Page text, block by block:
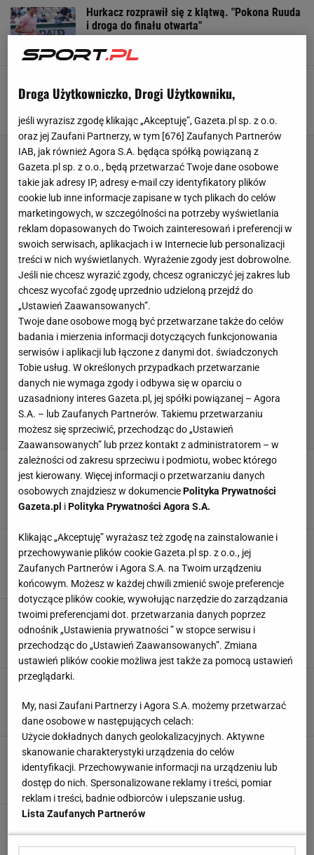
Hurkacz rozprawił się z klątwą. "Pokona Ruuda
i droga do finału otwarta"
SUBSKRYPCJA
go Agnieszka Radwańska i Jerzy Janowicz
Dominik Senkowski, 31 LIPCA 2019, 04:23
Oficjalnie! "Polski Federer" kończy sportową
karierę. Jeden z najpiękniej grających
tenisistów w Polsce
DW, sopotopen.com,25 CZERWCA 2019, 18:23
Tenis. Michał Przysiężny wraca na kort
Tadeusz Kądziela, 11 KWIETNIA 2016, 14:45
Puchar Davisa. Vilasa już nie ma, Argentyna
nie jest zła
Jakub Ciastoń,24 WRZEŚNIA 2015, 23:17
Marek Furjan,17 LISTOPADA 2014, 13:59
Tenis. Budzenie Przysiężnego
QBI,30 WRZEŚNIA 2014, 23:17
Australian Open. Przysiężny odpada z w II
rundzie
Droga Użytkowniczko, Drogi Użytkowniku,
jeśli wyrazisz zgodę klikając „Akceptuję”, Gazeta.pl sp. z o.o.
oraz jej Zaufani Partnerzy, w tym [676] Zaufanych Partnerów
IAB, jak również Agora S.A. będąca spółką powiązaną z
Gazeta.pl sp. z o.o., będą przetwarzać Twoje dane osobowe
takie jak adresy IP, adresy e-mail czy identyfikatory plików
cookie lub inne informacje zapisane w tych plikach do celów
marketingowych, w szczególności na potrzeby wyświetlania
reklam dopasowanych do Twoich zainteresowań i preferencji w
swoich serwisach, aplikacjach i w Internecie lub personalizacji
treści w nich wyświetlanych. Wyrażenie zgody jest dobrowolne.
Jeśli nie chcesz wyrazić zgody, chcesz ograniczyć jej zakres lub
chcesz wycofać zgodę uprzednio udzieloną przejdź do
„Ustawień Zaawansowanych”.
Twoje dane osobowe mogą być przetwarzane także do celów
badania i mierzenia informacji dotyczących funkcjonowania
serwisów i aplikacji lub łączone z danymi dot. świadczonych
Tobie usług. W określonych przypadkach przetwarzanie
danych nie wymaga zgody i odbywa się w oparciu o
uzasadniony interes Gazeta.pl, jej spółki powiązanej – Agora
S.A. – lub Zaufanych Partnerów. Takiemu przetwarzaniu
możesz się sprzeciwić, przechodząc do „Ustawień
Zaawansowanych” lub przez kontakt z administratorem – w
zależności od zakresu sprzeciwu i podmiotu, wobec którego
jest kierowany. Więcej informacji o przetwarzaniu danych
osobowych znajdziesz w dokumenciePolityka Prywatności
Gazeta.pl iPolityka Prywatności Agora S.A.
Klikając „Akceptuję” wyrażasz też zgodę na zainstalowanie i
przechowywanie plików cookie Gazeta.pl sp. z o.o., jej
Zaufanych Partnerów i Agora S.A. na Twoim urządzeniu
końcowym. Możesz w każdej chwili zmienić swoje preferencje
dotyczące plików cookie, wywołując narzędzie do zarządzania
twoimi preferencjami dot. przetwarzania danych poprzez
odnośnik „Ustawienia prywatności ” w stopce serwisu i
przechodząc do „Ustawień Zaawansowanych”. Zmiana
ustawień plików cookie możliwa jest także za pomocą ustawień
przeglądarki.
My, nasi Zaufani Partnerzy i Agora S.A. możemy przetwarzać
dane osobowe w następujących celach:
Użycie dokładnych danych geolokalizacyjnych. Aktywne
skanowanie charakterystyki urządzenia do celów
identyfikacji. Przechowywanie informacji na urządzeniu lub
dostęp do nich. Spersonalizowane reklamy i treści, pomiar
reklam i treści, badnie odbiorców i ulepszanie usług.
Lista Zaufanych Partnerów